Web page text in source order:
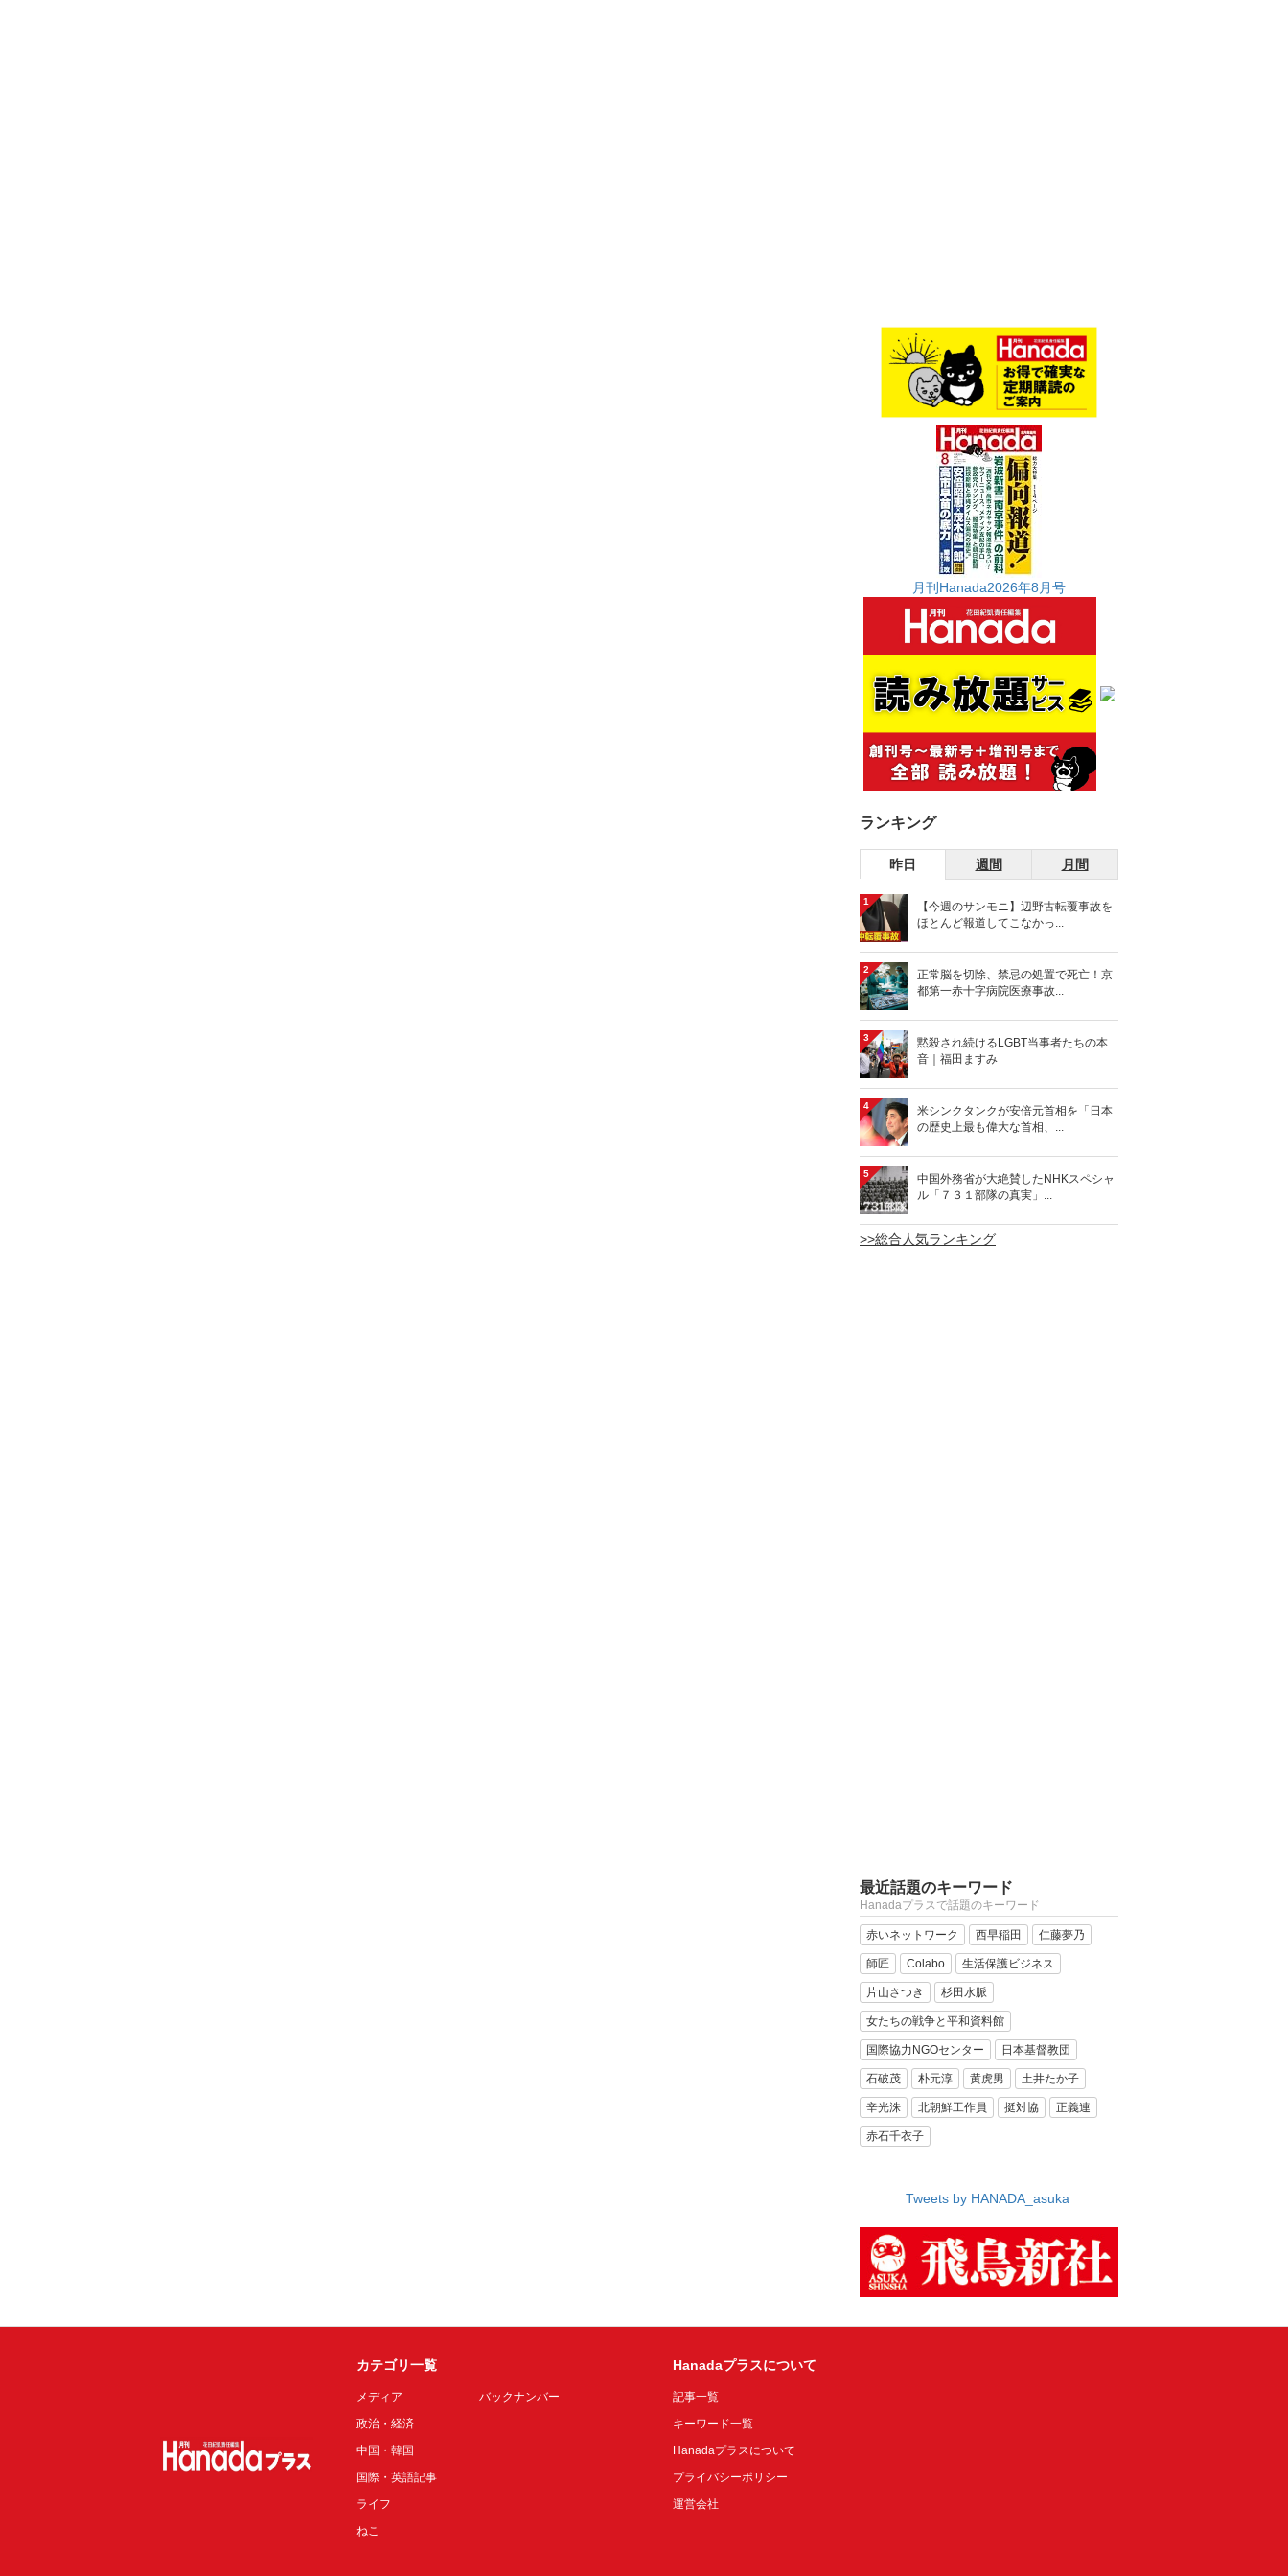
月刊Hanada2026年8月号
ランキング
昨日 週間 月間
1
【今週のサンモニ】辺野古転覆事故を
ほとんど報道してこなかっ...
2
正常脳を切除、禁忌の処置で死亡！京
都第一赤十字病院医療事故...
3
黙殺され続けるLGBT当事者たちの本
音｜福田ますみ
4
米シンクタンクが安倍元首相を「日本
の歴史上最も偉大な首相、...
5
中国外務省が大絶賛したNHKスペシャ
ル「７３１部隊の真実」...
>>総合人気ランキング
最近話題のキーワード
Hanadaプラスで話題のキーワード
赤いネットワーク 西早稲田 仁藤夢乃
師匠 Colabo 生活保護ビジネス
片山さつき 杉田水脈
女たちの戦争と平和資料館
国際協力NGOセンター 日本基督教団
石破茂 朴元淳 黄虎男 土井たか子
辛光洙 北朝鮮工作員 挺対協 正義連
赤石千衣子
Tweets by HANADA_asuka
カテゴリ一覧
メディア
政治・経済
中国・韓国
国際・英語記事
ライフ
ねこ
バックナンバー
Hanadaプラスについて
記事一覧
キーワード一覧
Hanadaプラスについて
プライバシーポリシー
運営会社